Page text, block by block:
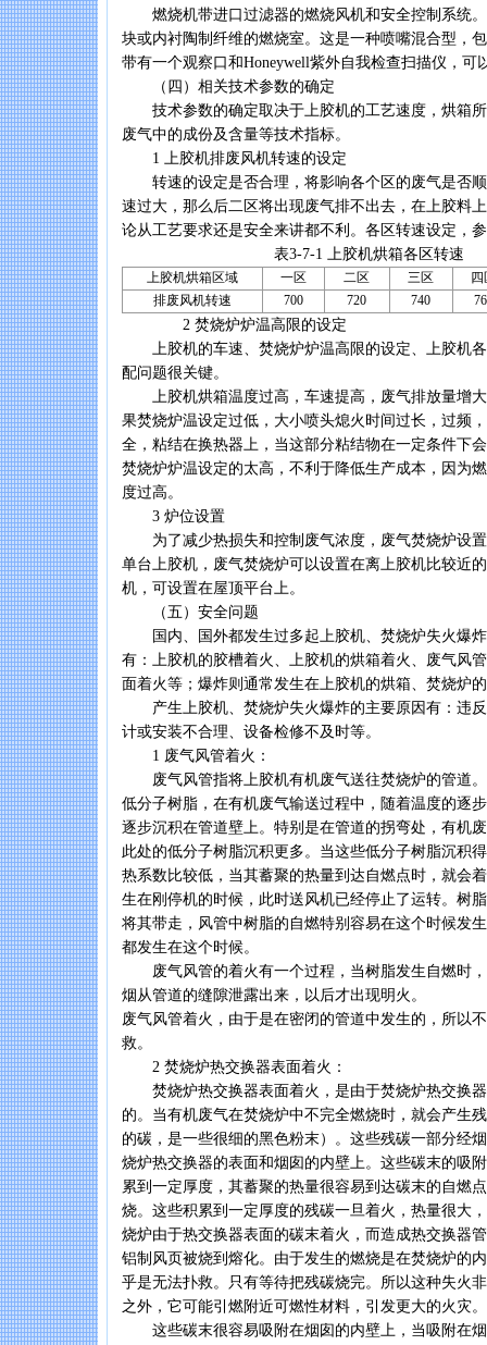
燃烧机带进口过滤器的燃烧风机和安全控制系统。
块或内衬陶制纤维的燃烧室。这是一种喷嘴混合型，
带有一个观察口和Honeywell紫外自我检查扫描仪，可
（四）相关技术参数的确定
技术参数的确定取决于上胶机的工艺速度，烘箱所
废气中的成份及含量等技术指标。
1 上胶机排废风机转速的设定
转速的设定是否合理，将影响各个区的废气是否顺
速过大，那么后二区将出现废气排不出去，在上胶料
论从工艺要求还是安全来讲都不利。各区转速设定，
表3-7-1 上胶机烘箱各区转速
上胶机烘箱区域 一区 二区 三区
排废风机转速
700 720 740
2 焚烧炉炉温高限的设定
上胶机的车速、焚烧炉炉温高限的设定、上胶机各
配问题很关键。
上胶机烘箱温度过高，车速提高，废气排放量增大
果焚烧炉温设定过低，大小喷头熄火时间过长，过频
全，粘结在换热器上，当这部分粘结物在一定条件下
焚烧炉炉温设定的太高，不利于降低生产成本，因为
度过高。
3 炉位设置
为了减少热损失和控制废气浓度，废气焚烧炉设置
单台上胶机，废气焚烧炉可以设置在离上胶机比较近
机，可设置在屋顶平台上。
（五）安全问题
国内、国外都发生过多起上胶机、焚烧炉失火爆炸
有：上胶机的胶槽着火、上胶机的烘箱着火、废气风
面着火等；爆炸则通常发生在上胶机的烘箱、焚烧炉
产生上胶机、焚烧炉失火爆炸的主要原因有：违反
计或安装不合理、设备检修不及时等。
1 废气风管着火：
废气风管指将上胶机有机废气送往焚烧炉的管道。
低分子树脂，在有机废气输送过程中，随着温度的逐
逐步沉积在管道壁上。特别是在管道的拐弯处，有机
此处的低分子树脂沉积更多。当这些低分子树脂沉积
热系数比较低，当其蓄聚的热量到达自燃点时，就会
生在刚停机的时候，此时送风机已经停止了运转。树
将其带走，风管中树脂的自燃特别容易在这个时候发
都发生在这个时候。
废气风管的着火有一个过程，当树脂发生自燃时，
烟从管道的缝隙泄露出来，以后才出现明火。
废气风管着火，由于是在密闭的管道中发生的，所以
救。
2 焚烧炉热交换器表面着火：
焚烧炉热交换器表面着火，是由于焚烧炉热交换器
的。当有机废气在焚烧炉中不完全燃烧时，就会产生
的碳，是一些很细的黑色粉末）。这些残碳一部分经
烧炉热交换器的表面和烟囱的内壁上。这些碳末的吸
累到一定厚度，其蓄聚的热量很容易到达碳末的自燃
烧。这些积累到一定厚度的残碳一旦着火，热量很大
烧炉由于热交换器表面的碳末着火，而造成热交换器
铝制风页被烧到熔化。由于发生的燃烧是在焚烧炉的
乎是无法扑救。只有等待把残碳烧完。所以这种失火
之外，它可能引燃附近可燃性材料，引发更大的火灾。
这些碳末很容易吸附在烟囱的内壁上，当吸附在烟